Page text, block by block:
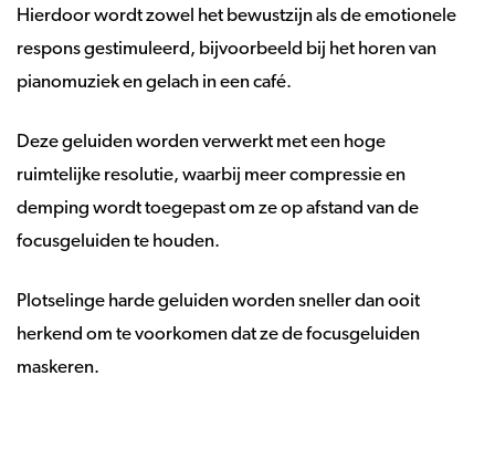
Hierdoor wordt zowel het bewustzijn als de emotionele
respons gestimuleerd, bijvoorbeeld bij het horen van
pianomuziek en gelach in een café.
Deze geluiden worden verwerkt met een hoge
ruimtelijke resolutie, waarbij meer compressie en
demping wordt toegepast om ze op afstand van de
focusgeluiden te houden.
Plotselinge harde geluiden worden sneller dan ooit
herkend om te voorkomen dat ze de focusgeluiden
maskeren.